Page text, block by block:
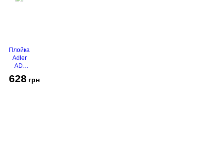
Плойка
Adler
AD-
2116
628 грн